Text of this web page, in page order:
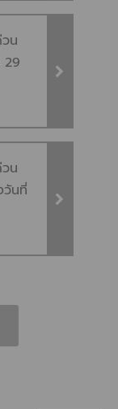
น
ปี
น
นที่
ละ